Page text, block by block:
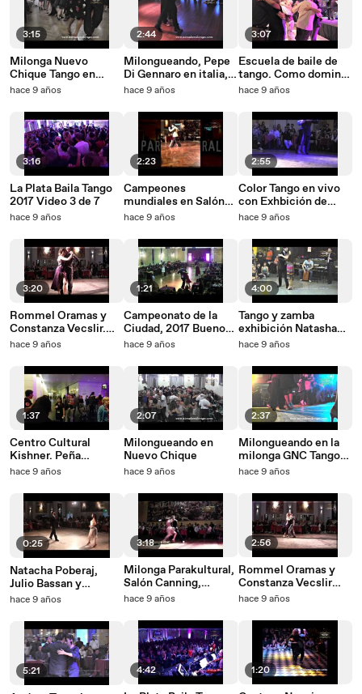
3:15
Milonga Nuevo
Chique Tango en
Buenos Aires
hace 9 años
3:16
La Plata Baila Tango
2017 Video 3 de 7
hace 9 años
3:20
Rommel Oramas y
Constanza Vecslir.
Bailemos,
Salon Canning
hace 9 años
1:37
Centro Cultural
Kishner. Peña
Milonguera
hace 9 años
0:25
Natacha Poberaj,
Julio Bassan y
Orquesta Color Tango
hace 9 años
5:21
2:44
Milongueando, Pepe
Di Gennaro en italia,
Napoles
hace 9 años
2:23
Campeones
mundiales en Salón
Canning
hace 9 años
1:21
Campeonato de la
Ciudad, 2017 Buenos
Aires. Yira Yira
hace 9 años
2:07
Milongueando en
Nuevo Chique
hace 9 años
3:18
Milonga Parakultural,
Salón Canning,
organiza Omar Viola.
hace 9 años
4:42
3:07
Escuela de baile de
tango. Como dominar
el espacio en la pista
hace 9 años
2:55
Color Tango en vivo
con Exhbición de
Mariana & Jorge en
hace 9 años
4:00
Tango y zamba
exhibición Natasha
Lewinger y Pedro
Motivo
hace 9 años
2:37
Milongueando en la
milonga GNC Tango
en Buenos Aires
hace 9 años
2:56
Rommel Oramas y
Constanza Vecslir
Tango. Parakultural
Canning
hace 9 años
1:20